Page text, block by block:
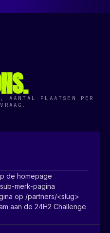
AANTAL PLAATSEN PER
de homepage
merk-pagina
op /partners/<slug>
aan de 24H2 Challenge